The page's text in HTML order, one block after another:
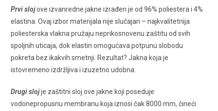
Prvi slojove izvanredne jakne izrađen je od 96% poliestera i 4%
elastina. Ovaj izbor materijala nije slučajan – najkvalitetnija
poliesterska vlakna pružaju neprikosnovenu zaštitu od svih
spoljnih uticaja, dok elastin omogućava potpunu slobodu
pokreta bez ikakvih smetnji. Rezultat? Jakna koja je
istovremeno izdržljiva i izuzetno udobna.
Drugi slojje zaštitni sloj ove jakne koji poseduje
vodonepropusnu membranu koja iznosi čak 8000 mm, čineći